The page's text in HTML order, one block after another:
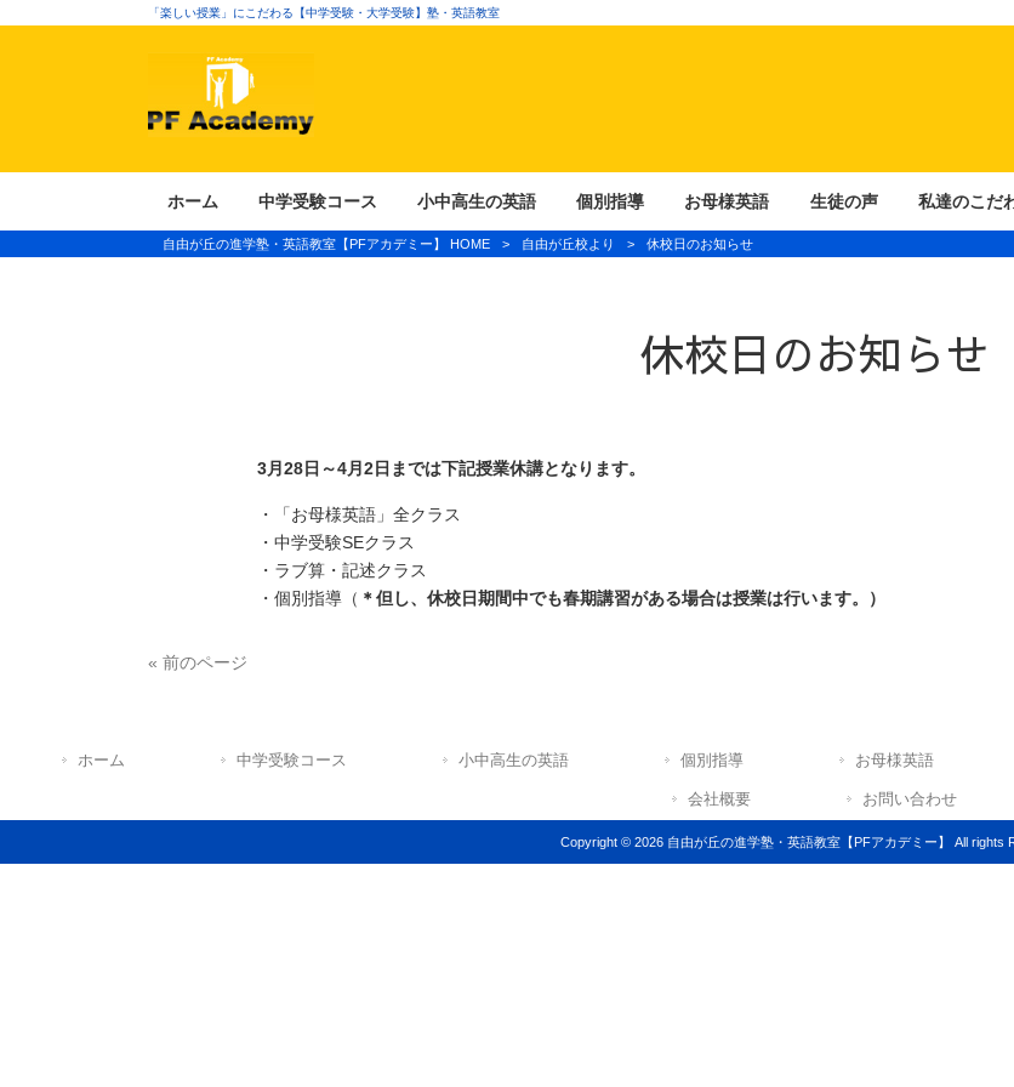
「楽しい授業」にこだわる【中学受験・大学受験】塾・英語教室
ホーム 中学受験コース 小中高生の英語 個別指導 お母様英語 生徒の声 私達のこだ
自由が丘の進学塾・英語教室【PFアカデミー】 HOME > 自由が丘校より > 休校日のお知らせ
休校日のお知らせ
3月28日～4月2日までは下記授業休講となります。
・「お母様英語」全クラス
・中学受験SEクラス
・ラブ算・記述クラス
・個別指導（ ＊但し、休校日期間中でも春期講習がある場合は授業は行います。）
« 前のページ
ホーム 中学受験コース 小中高生の英語 個別指導 お母様英語
会社概要 お問い合わせ
Copyright © 2026 自由が丘の進学塾・英語教室【PFアカデミー】 All rights